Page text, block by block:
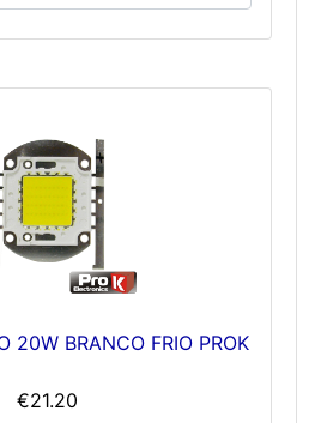
20W BRANCO FRIO PROK
€21.20